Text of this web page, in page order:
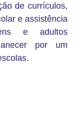
de currículos,
e assistência
e adultos
por um